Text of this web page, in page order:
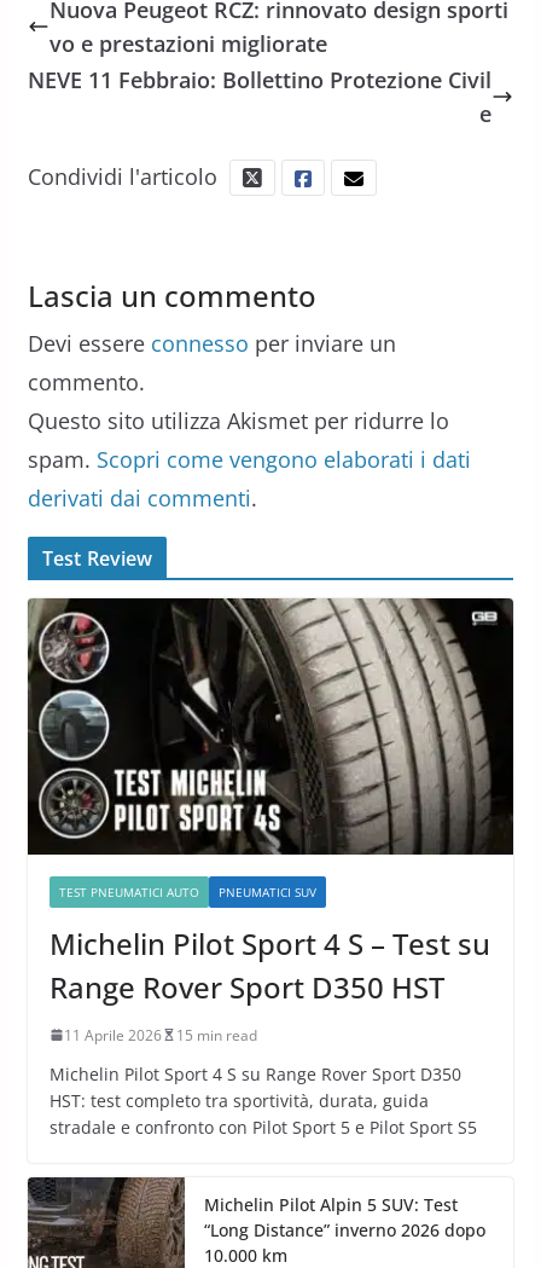
Nuova Peugeot RCZ: rinnovato design sporti
vo e prestazioni migliorate
NEVE 11 Febbraio: Bollettino Protezione Civil
e
Condividi l'articolo
Lascia un commento
Devi essere connesso per inviare un
commento.
Questo sito utilizza Akismet per ridurre lo
spam. Scopri come vengono elaborati i dati
derivati dai commenti.
Test Review
TEST PNEUMATICI AUTO PNEUMATICI SUV
Michelin Pilot Sport 4 S – Test su
Range Rover Sport D350 HST
11 Aprile 2026 15 min read
Michelin Pilot Sport 4 S su Range Rover Sport D350
HST: test completo tra sportività, durata, guida
stradale e confronto con Pilot Sport 5 e Pilot Sport S5
Michelin Pilot Alpin 5 SUV: Test
“Long Distance” inverno 2026 dopo
10.000 km